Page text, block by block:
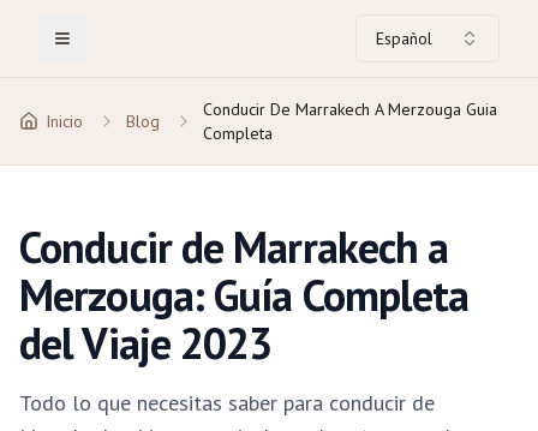
Toggle Menu Español
Inicio Blog
Conducir De Marrakech A Merzouga Guia
Completa
Conducir de Marrakech a
Merzouga: Guía Completa
del Viaje 2023
Todo lo que necesitas saber para conducir de